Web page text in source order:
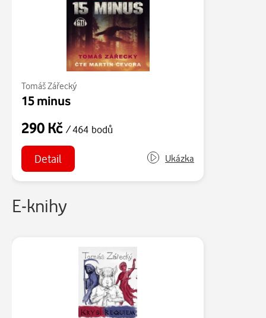
Tomáš Zářecký
15 minus
290 Kč / 464 bodů
Detail Ukázka
E-knihy